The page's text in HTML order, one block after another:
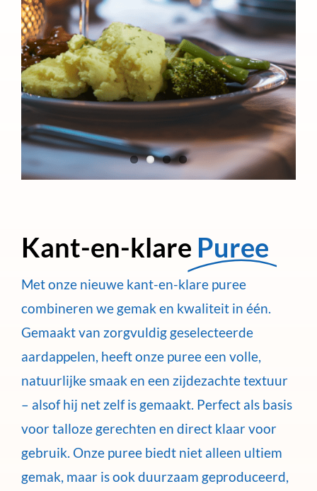
Kant-en-klare Puree
Met onze nieuwe kant-en-klare puree
combineren we gemak en kwaliteit in één.
Gemaakt van zorgvuldig geselecteerde
aardappelen, heeft onze puree een volle,
natuurlijke smaak en een zijdezachte textuur
– alsof hij net zelf is gemaakt. Perfect als basis
voor talloze gerechten en direct klaar voor
gebruik. Onze puree biedt niet alleen ultiem
gemak, maar is ook duurzaam geproduceerd,